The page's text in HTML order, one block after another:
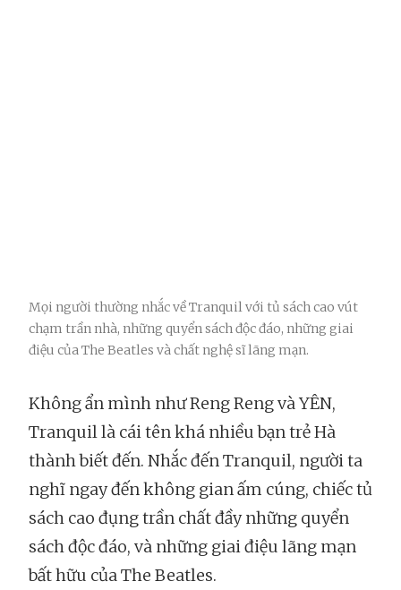
Mọi người thường nhắc về Tranquil với tủ sách cao vút
chạm trần nhà, những quyển sách độc đáo, những giai
điệu của The Beatles và chất nghệ sĩ lãng mạn.
Không ẩn mình như Reng Reng và YÊN,
Tranquil là cái tên khá nhiều bạn trẻ Hà
thành biết đến. Nhắc đến Tranquil, người ta
nghĩ ngay đến không gian ấm cúng, chiếc tủ
sách cao đụng trần chất đầy những quyển
sách độc đáo, và những giai điệu lãng mạn
bất hữu của The Beatles.